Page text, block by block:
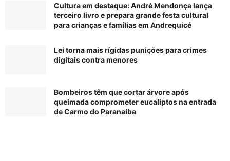
Cultura em destaque: André Mendonça lança
terceiro livro e prepara grande festa cultural
para crianças e famílias em Andrequicé
Lei torna mais rígidas punições para crimes
digitais contra menores
Bombeiros têm que cortar árvore após
queimada comprometer eucaliptos na entrada
de Carmo do Paranaíba